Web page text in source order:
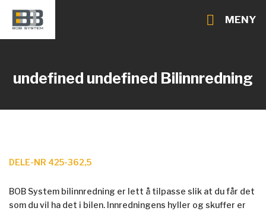
MENY
undefined undefined Bilinnredning
DELE-NR 425-362,5
BOB System bilinnredning er lett å tilpasse slik at du får det
som du vil ha det i bilen. Innredningens hyller og skuffer er